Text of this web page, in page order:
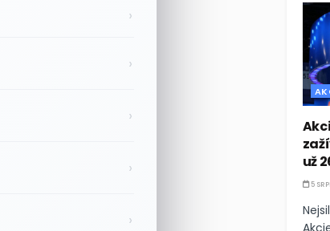
›
›
›
›
›
už
5